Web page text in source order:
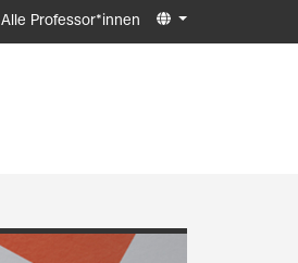
Alle Professor*innen